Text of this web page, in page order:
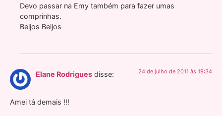
Devo passar na Emy também para fazer umas
comprinhas.
Beijos Beijos
Elane Rodrigues disse: 24 de julho de 2011 às 19:34
Amei tá demais !!!